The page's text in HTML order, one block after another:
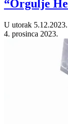
“Orgulje
U utorak
4. prosinca 2023.